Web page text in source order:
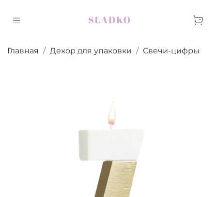
Главная Декор для упаковки Свечи-цифры